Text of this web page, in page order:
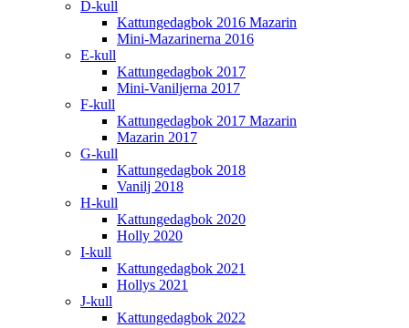
D-kull
Kattungedagbok 2016 Mazarin
Mini-Mazarinerna 2016
E-kull
Kattungedagbok 2017
Mini-Vaniljerna 2017
F-kull
Kattungedagbok 2017 Mazarin
Mazarin 2017
G-kull
Kattungedagbok 2018
Vanilj 2018
H-kull
Kattungedagbok 2020
Holly 2020
I-kull
Kattungedagbok 2021
Hollys 2021
J-kull
Kattungedagbok 2022